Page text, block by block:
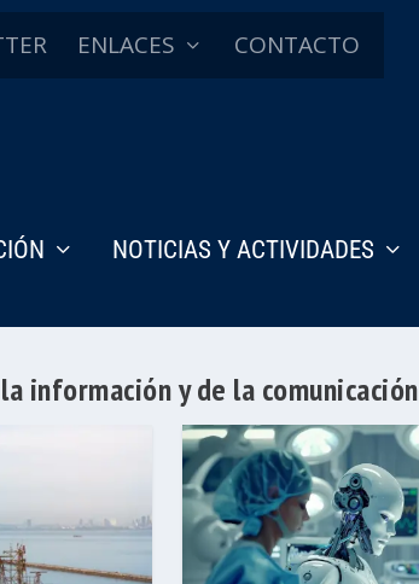
ENLACES CONTACTO
NOTICIAS Y ACTIVIDADES
información y de la comunicación